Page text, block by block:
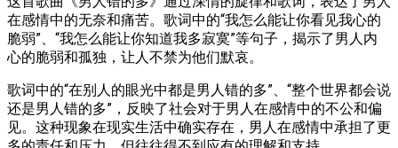
在感情中的无奈和痛苦。歌词中的“我怎么能让你看见我心的
脆弱”、“我怎么能让你知道我多寂寞”等句子，揭示了男人内
心的脆弱和孤独，让人不禁为他们默哀。
歌词中的“在别人的眼光中都是男人错的多”、“整个世界都会说
还是男人错的多”，反映了社会对于男人在感情中的不公和偏
见。这种现象在现实生活中确实存在，男人在感情中承担了更